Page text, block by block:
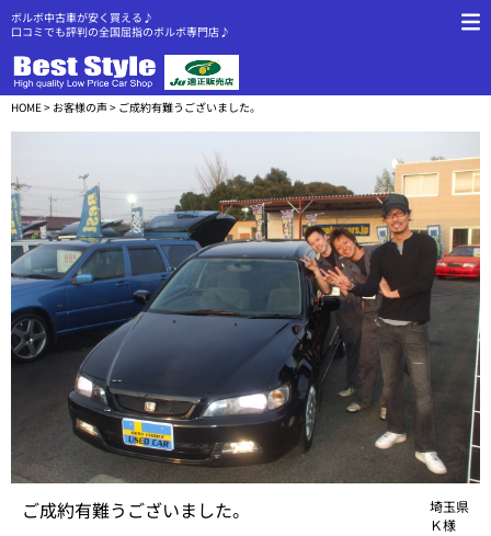
ボルボ中古車が安く買える♪
口コミでも評判の全国屈指のボルボ専門店♪
HOME> お客様の声> ご成約有難うございました。
ご成約有難うございました。
埼玉県
Ｋ様